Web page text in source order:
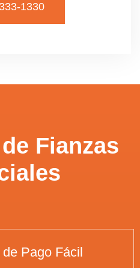
1330
Fianzas
Pago Fácil